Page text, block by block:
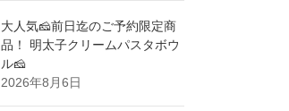
大人気🧀前日迄のご予約限定商
品！ 明太子クリームパスタボウ
ル🧀
2026年8月6日